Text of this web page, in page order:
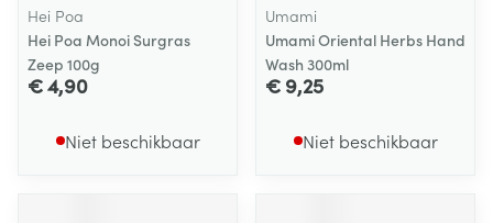
Hei Poa
Hei Poa Monoi Surgras
Zeep 100g
€ 4,90
Niet beschikbaar
Umami
Umami Oriental Herbs Hand
Wash 300ml
€ 9,25
Niet beschikbaar